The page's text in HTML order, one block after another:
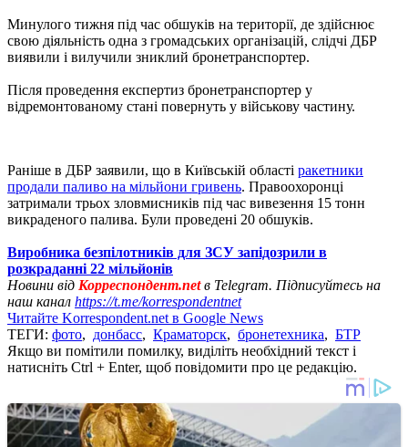
Минулого тижня під час обшуків на території, де здійснює
свою діяльність одна з громадських організацій, слідчі ДБР
виявили і вилучили зниклий бронетранспортер.
Після проведення експертиз бронетранспортер у
відремонтованому стані повернуть у військову частину.
Раніше в ДБР заявили, що в Київській області ракетники
продали паливо на мільйони гривень. Правоохоронці
затримали трьох зловмисників під час вивезення 15 тонн
викраденого палива. Були проведені 20 обшуків.
Виробника безпілотників для ЗСУ запідозрили в
розкраданні 22 мільйонів
Новини від Корреспондент.netв Telegram. Підписуйтесь на
наш канал https://t.me/korrespondentnet
Читайте Korrespondent.net в Google News
ТЕГИ: фото, донбасс, Краматорск, бронетехника, БТР
Якщо ви помітили помилку, виділіть необхідний текст і
натисніть Ctrl + Enter, щоб повідомити про це редакцію.